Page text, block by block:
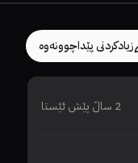
زیادکردنی پێداچوونەوە
2 ساڵ پێش ئێستا